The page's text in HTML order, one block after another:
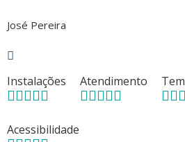
José Pereira
Instalações Atendimento
Acessibilidade